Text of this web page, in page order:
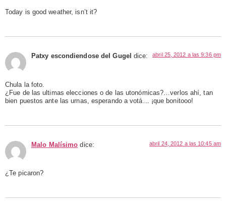
Today is good weather, isn’t it?
Patxy escondiendose del Gugel dice: abril 25, 2012 a las 9:36 pm
Chula la foto.
¿Fue de las ultimas elecciones o de las utonómicas?…verlos ahí, tan
bien puestos ante las urnas, esperando a votá… ¡que bonitooo!
Malo Malísimo dice: abril 24, 2012 a las 10:45 am
¿Te picaron?